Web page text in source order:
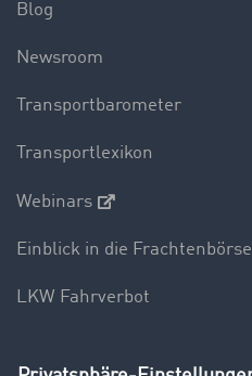
Blog
Newsroom
Transportbarometer
Transportlexikon
Webinars
Einblick in die Frachtenbörse
LKW Fahrverbot
Unternehmen